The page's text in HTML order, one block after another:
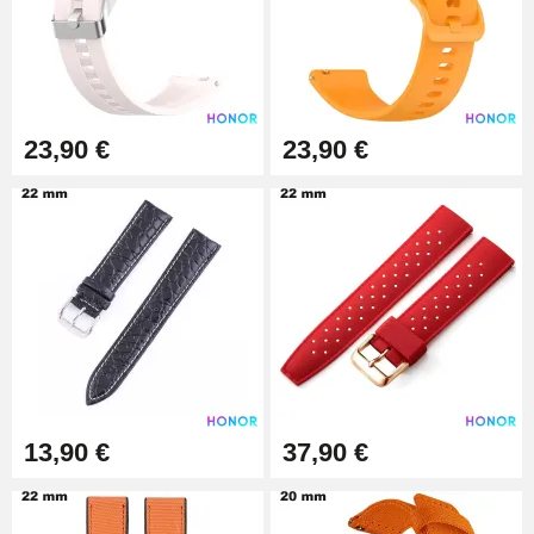
Kit de reparación de relojes
9,90 €
Martillo para pasador de correa
3,90 €
23,90 € 23,90 €
13,90 € 37,90 €